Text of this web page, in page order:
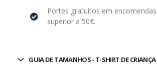
Portes gratuitos em
superior a 50€.
GUIA DE TAMANHOS - T-SHIRT DE CRIANÇA